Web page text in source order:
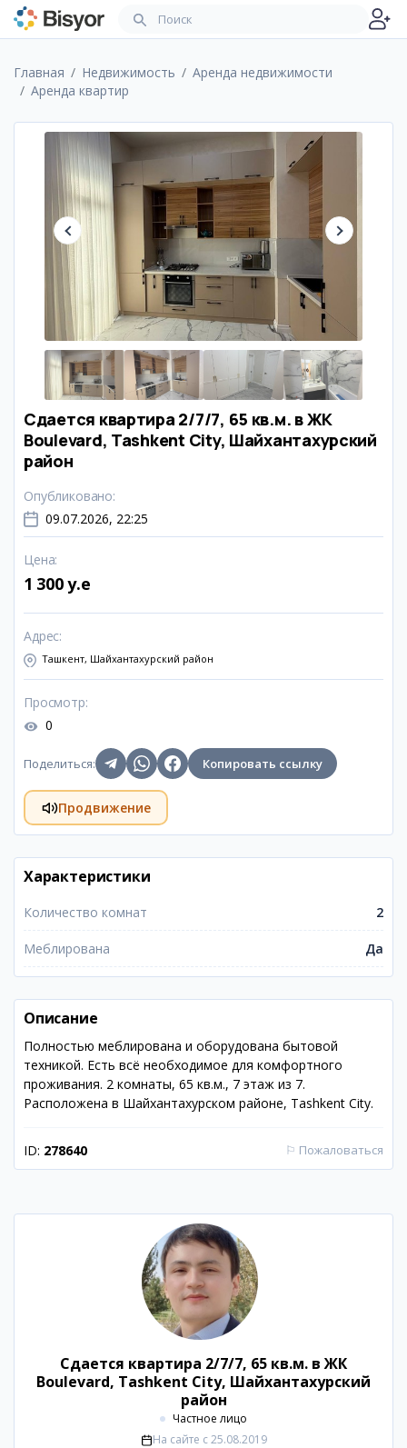
Главная Недвижимость
Аренда недвижимости
Аренда квартир
Сдается квартира 2/7/7, 65 кв.м. в ЖК
Boulevard, Tashkent City, Шайхантахурский
район
Опубликовано:
09.07.2026, 22:25
Цена:
1 300 y.e
Адрес:
Ташкент, Шайхантахурский район
Просмотр:
0
Поделиться: Копировать ссылку
Продвижение
Характеристики
Количество комнат 2
Меблирована Да
Описание
Полностью меблирована и оборудована бытовой
техникой. Есть всё необходимое для комфортного
проживания. 2 комнаты, 65 кв.м., 7 этаж из 7.
Расположена в Шайхантахурском районе, Tashkent City.
ID: 278640 ⚐ Пожаловаться
Сдается квартира 2/7/7, 65 кв.м. в ЖК
Boulevard, Tashkent City, Шайхантахурский
район
Частное лицо
На сайте с 25.08.2019